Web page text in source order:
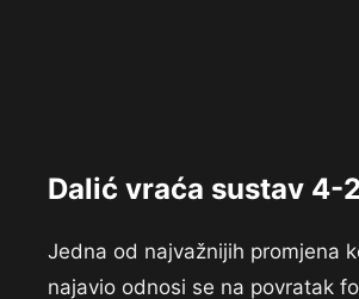
Dalić vraća sustav 4-
Jedna od najvažnijih promjena
najavio odnosi se na povratak